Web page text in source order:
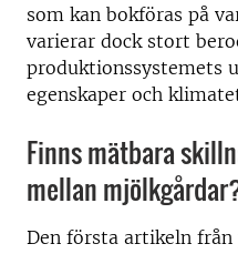
som kan bokföras på
varierar dock stort
produktionssystemets
egenskaper och
Finns mätbara
mellan
Den första artikeln